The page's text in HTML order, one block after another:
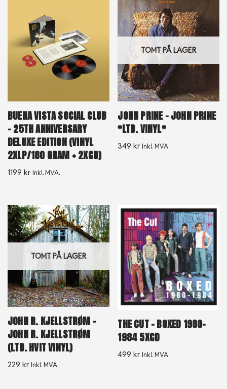
BUENA VISTA SOCIAL CLUB
– 25TH ANNIVERSARY
DELUXE EDITION (VINYL
2XLP/180 GRAM + 2XCD)
1199 kr Inkl. MVA.
TOMT PÅ LAGER
JOHN PRINE – JOHN PRINE
*LTD. VINYL*
349kr Inkl. MVA.
TOMT PÅ LAGER
JOHN R. KJELLSTRØM –
JOHN R. KJELLSTRØM
(LTD. HVIT VINYL)
229 kr Inkl. MVA.
THE CUT – BOXED 1980-
1984 5XCD
499kr Inkl. MVA.